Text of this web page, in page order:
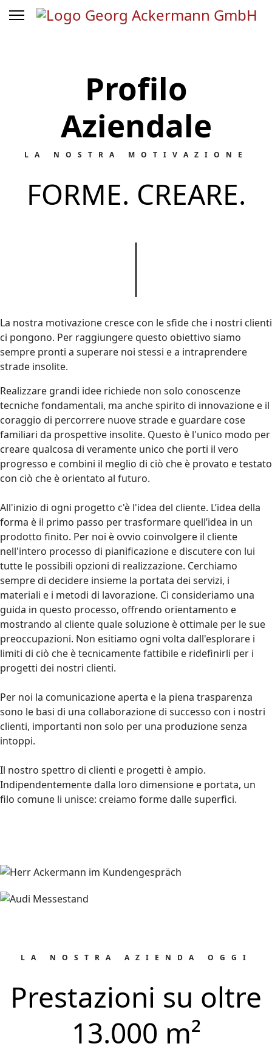
Profilo
Aziendale
LA NOSTRA MOTIVAZIONE
FORME. CREARE.
La nostra motivazione cresce con le sfide che i nostri clienti
ci pongono. Per raggiungere questo obiettivo siamo
sempre pronti a superare noi stessi e a intraprendere
strade insolite.
Realizzare grandi idee richiede non solo conoscenze
tecniche fondamentali, ma anche spirito di innovazione e il
coraggio di percorrere nuove strade e guardare cose
familiari da prospettive insolite. Questo è l'unico modo per
creare qualcosa di veramente unico che porti il ​​vero
progresso e combini il meglio di ciò che è provato e testato
con ciò che è orientato al futuro.
All'inizio di ogni progetto c'è l'idea del cliente. L’idea della
forma è il primo passo per trasformare quell’idea in un
prodotto finito. Per noi è ovvio coinvolgere il cliente
nell'intero processo di pianificazione e discutere con lui
tutte le possibili opzioni di realizzazione. Cerchiamo
sempre di decidere insieme la portata dei servizi, i
materiali e i metodi di lavorazione. Ci consideriamo una
guida in questo processo, offrendo orientamento e
mostrando al cliente quale soluzione è ottimale per le sue
preoccupazioni. Non esitiamo ogni volta dall'esplorare i
limiti di ciò che è tecnicamente fattibile e ridefinirli per i
progetti dei nostri clienti.
Per noi la comunicazione aperta e la piena trasparenza
sono le basi di una collaborazione di successo con i nostri
clienti, importanti non solo per una produzione senza
intoppi.
Il nostro spettro di clienti e progetti è ampio.
Indipendentemente dalla loro dimensione e portata, un
filo comune li unisce: creiamo forme dalle superfici.
LA NOSTRA AZIENDA OGGI
Prestazioni su oltre
13.000 m²